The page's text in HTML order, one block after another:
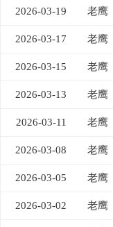
2026-03-19 老鹰
2026-03-17 老鹰
2026-03-15 老鹰
2026-03-13 老鹰
2026-03-11 老鹰
2026-03-08 老鹰
2026-03-05 老鹰
2026-03-02 老鹰